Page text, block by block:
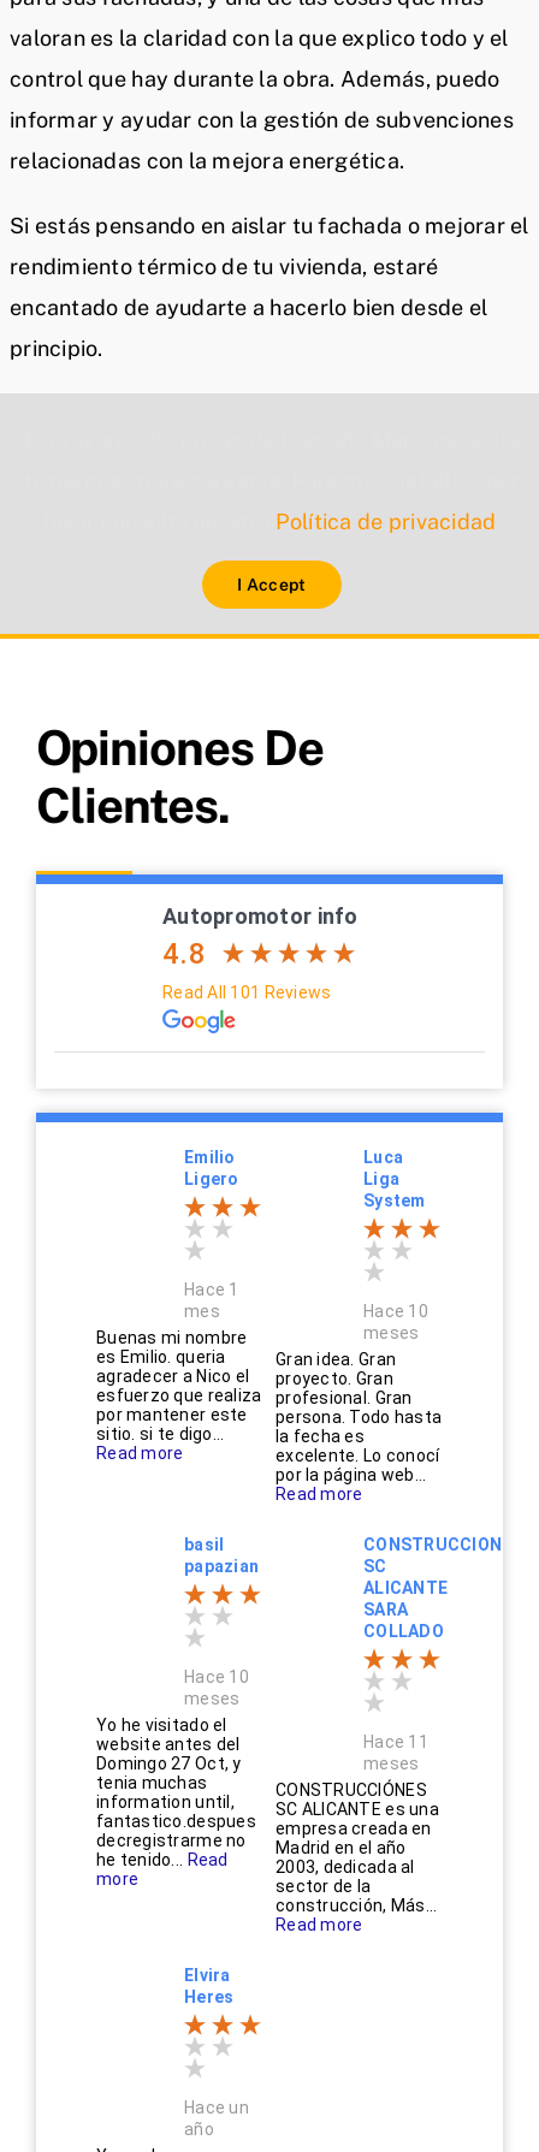
valoran es la claridad con la que explico todo y el
control que hay durante la obra. Además, puedo
informar y ayudar con la gestión de subvenciones
relacionadas con la mejora energética.
Si estás pensando en aislar tu fachada o mejorar el
rendimiento térmico de tu vivienda, estaré
encantado de ayudarte a hacerlo bien desde el
principio.
Política de privacidad
I Accept
Opiniones De
Clientes.
Autopromotor info
4.8
Read All 101 Reviews
Emilio
Ligero
Hace 1
mes
Buenas mi nombre
es Emilio. queria
agradecer a Nico el
esfuerzo que realiza
por mantener este
sitio. si te digo...
Read more
Luca
Liga
System
Hace 10
meses
Gran idea. Gran
proyecto. Gran
profesional. Gran
persona. Todo hasta
la fecha es
excelente. Lo conocí
por la página web...
Read more
basil
papazian
Hace 10
meses
Yo he visitado el
website antes del
Domingo 27 Oct, y
tenia muchas
information until,
fantastico.despues
decregistrarme no
he tenido... Read
more
CONSTRUCCIONES
SC
ALICANTE
SARA
COLLADO
Hace 11
meses
CONSTRUCCIÓNES
SC ALICANTE es una
empresa creada en
Madrid en el año
2003, dedicada al
sector de la
construcción, Más...
Read more
Elvira
Heres
Hace un
año